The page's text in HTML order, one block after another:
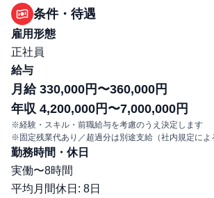
条件・待遇
雇用形態
正社員
給与
月給 330,000円〜360,000円
年収 4,200,000円〜7,000,000円
※経験・スキル・前職給与を考慮のうえ決定します
※固定残業代あり／超過分は別途支給（社内規定によ
勤務時間・休日
実働〜8時間
平均月間休日: 8日